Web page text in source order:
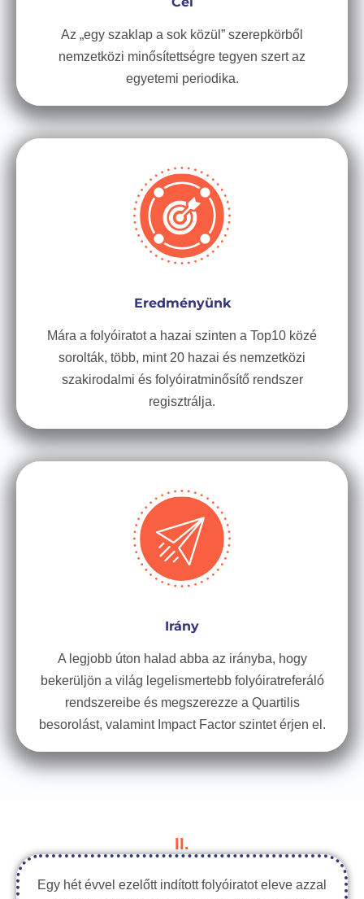
Az „egy szaklap a sok közül” szerepkörből
nemzetközi minősítettségre tegyen szert az
egyetemi periodika.
Eredményünk
Mára a folyóiratot a hazai szinten a Top10 közé
sorolták, több, mint 20 hazai és nemzetközi
szakirodalmi és folyóiratminősítő rendszer
regisztrálja.
Irány
A legjobb úton halad abba az irányba, hogy
bekerüljön a világ legelismertebb folyóiratreferáló
rendszereibe és megszerezze a Quartilis
besorolást, valamint Impact Factor szintet érjen el.
II.
Egy hét évvel ezelőtt indított folyóiratot eleve azzal